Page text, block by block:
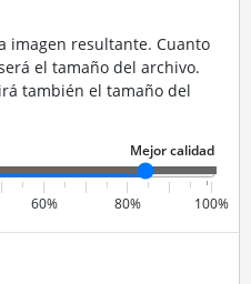
imagen resultante. Cuanto
el tamaño del archivo.
también el tamaño del
60% 80% 100%